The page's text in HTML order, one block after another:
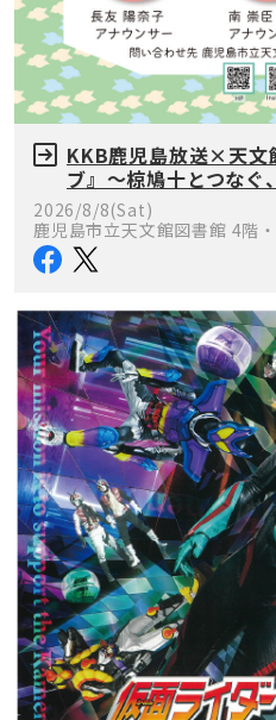
KKB鹿児島放送×天文
ブ』～椋鳩十とつなぐ
2026/8/8(Sat)
鹿児島市立天文館図書館 4階